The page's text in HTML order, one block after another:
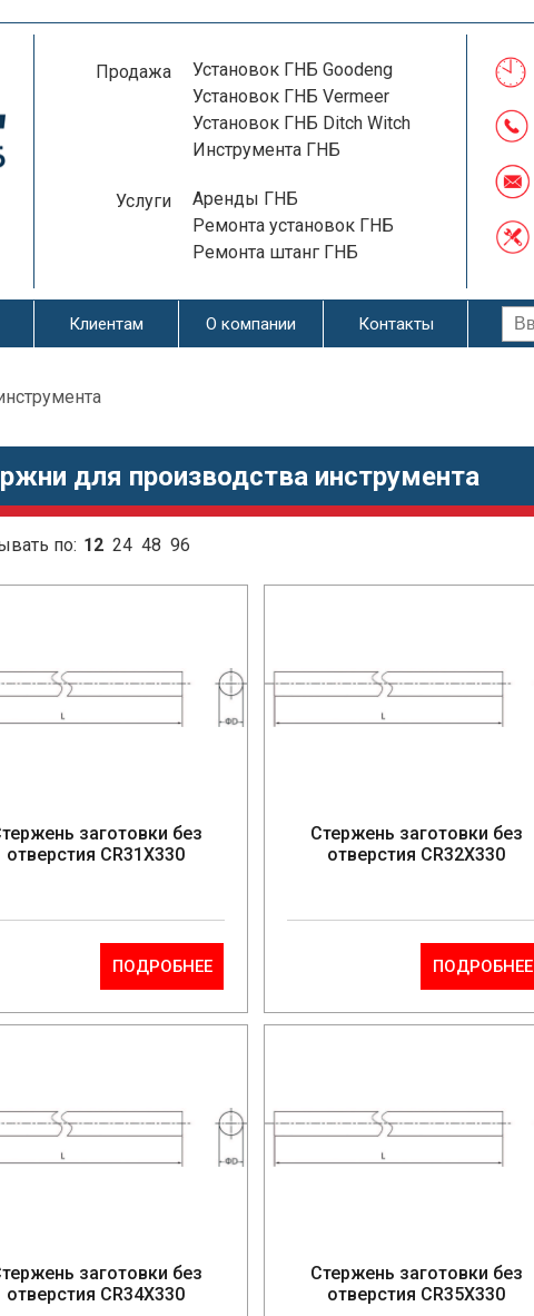
Продажа
Установок ГНБ Goodeng
Установок ГНБ Vermeer
Установок ГНБ Ditch Witch
Инструмента ГНБ
Услуги
Аренды ГНБ
Ремонта установок ГНБ
Ремонта штанг ГНБ
Клиентам О компании Контакты
для производства инструмента
по: 12 24 48 96
заготовки без
отверстия CR31X330
ПОДРОБНЕЕ
Стержень заготовки без
отверстия CR32X330
ПОДРОБНЕЕ
заготовки без
отверстия CR34X330
Стержень заготовки без
отверстия CR35X330